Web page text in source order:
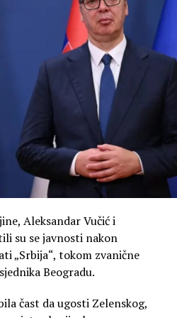
Aleksandar Vučić i
su se javnosti nakon
„Srbija“, tokom zvanične
Beogradu.
čast da ugosti Zelenskog,